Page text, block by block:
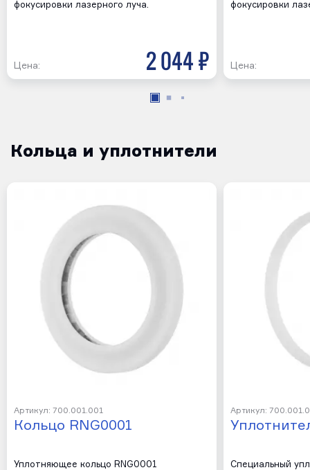
фокусировки лазерного луча.
Цена: 2 044 р
фокусировки
Цена:
Кольца и уплотнители
Артикул: 700.001.001
Кольцо RNG0001
Уплотняющее кольцо RNG0001
Артикул:
Специальный